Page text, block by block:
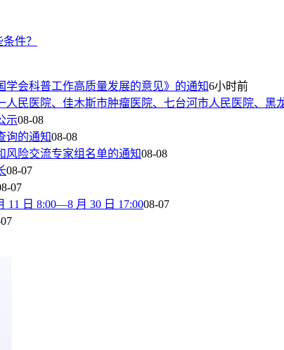
件？
会科普工作高质量发展的意见》的通知6小时前
民医院、佳木斯市肿瘤医院、七台河市人民医院、黑
示08-08
询的通知08-08
风险交流专家组名单的通知08-08
08-07
07
11 日 8:00—8 月 30 日 17:0008-07